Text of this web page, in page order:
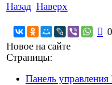
Назад Наверх
 0
Новое на сайте
Страницы:
Панель управления